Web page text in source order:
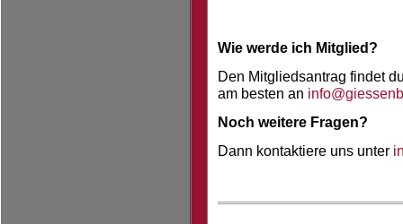
Wie werde ich Mitglied?
Den Mitgliedsantrag findet
am besten an
Noch weitere Fragen?
Dann kontaktiere uns unter